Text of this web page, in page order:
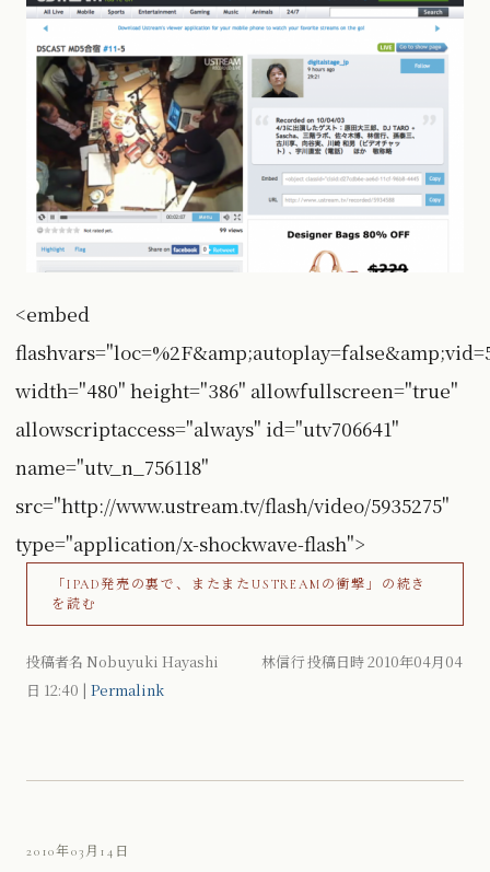
<embed
width="480" height="386" allowfullscreen="true"
allowscriptaccess="always" id="utv706641"
name="utv_n_756118"
src="http://www.ustream.tv/flash/video/5935275"
type="application/x-shockwave-flash">
「IPAD発売の裏で、またまたUSTREAMの衝撃」の続き
を読む
投稿者名 Nobuyuki Hayashi 林信行 投稿日時 2010年04月04
日 12:40 | Permalink
2010年03月14日